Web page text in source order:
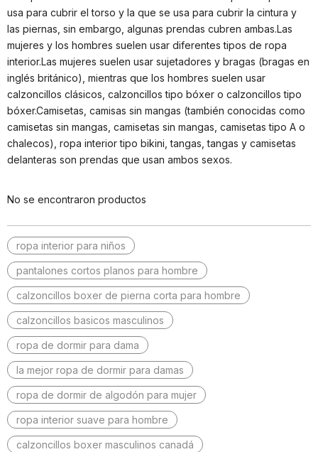
usa para cubrir el torso y la que se usa para cubrir la cintura y
las piernas, sin embargo, algunas prendas cubren ambas.Las
mujeres y los hombres suelen usar diferentes tipos de ropa
interior.Las mujeres suelen usar sujetadores y bragas (bragas en
inglés británico), mientras que los hombres suelen usar
calzoncillos clásicos, calzoncillos tipo bóxer o calzoncillos tipo
bóxer.Camisetas, camisas sin mangas (también conocidas como
camisetas sin mangas, camisetas sin mangas, camisetas tipo A o
chalecos), ropa interior tipo bikini, tangas, tangas y camisetas
delanteras son prendas que usan ambos sexos.
No se encontraron productos
ropa interior para niños
pantalones cortos planos para hombre
calzoncillos boxer de pierna corta para hombre
calzoncillos basicos masculinos
ropa de dormir para dama
la mejor ropa de dormir para damas
ropa de dormir de algodón para mujer
ropa interior suave para hombre
calzoncillos boxer masculinos canadá